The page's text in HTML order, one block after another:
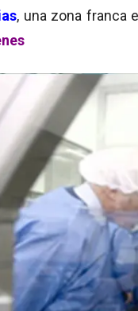
, una zona franca